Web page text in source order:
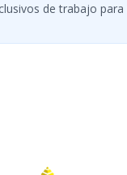
de trabajo